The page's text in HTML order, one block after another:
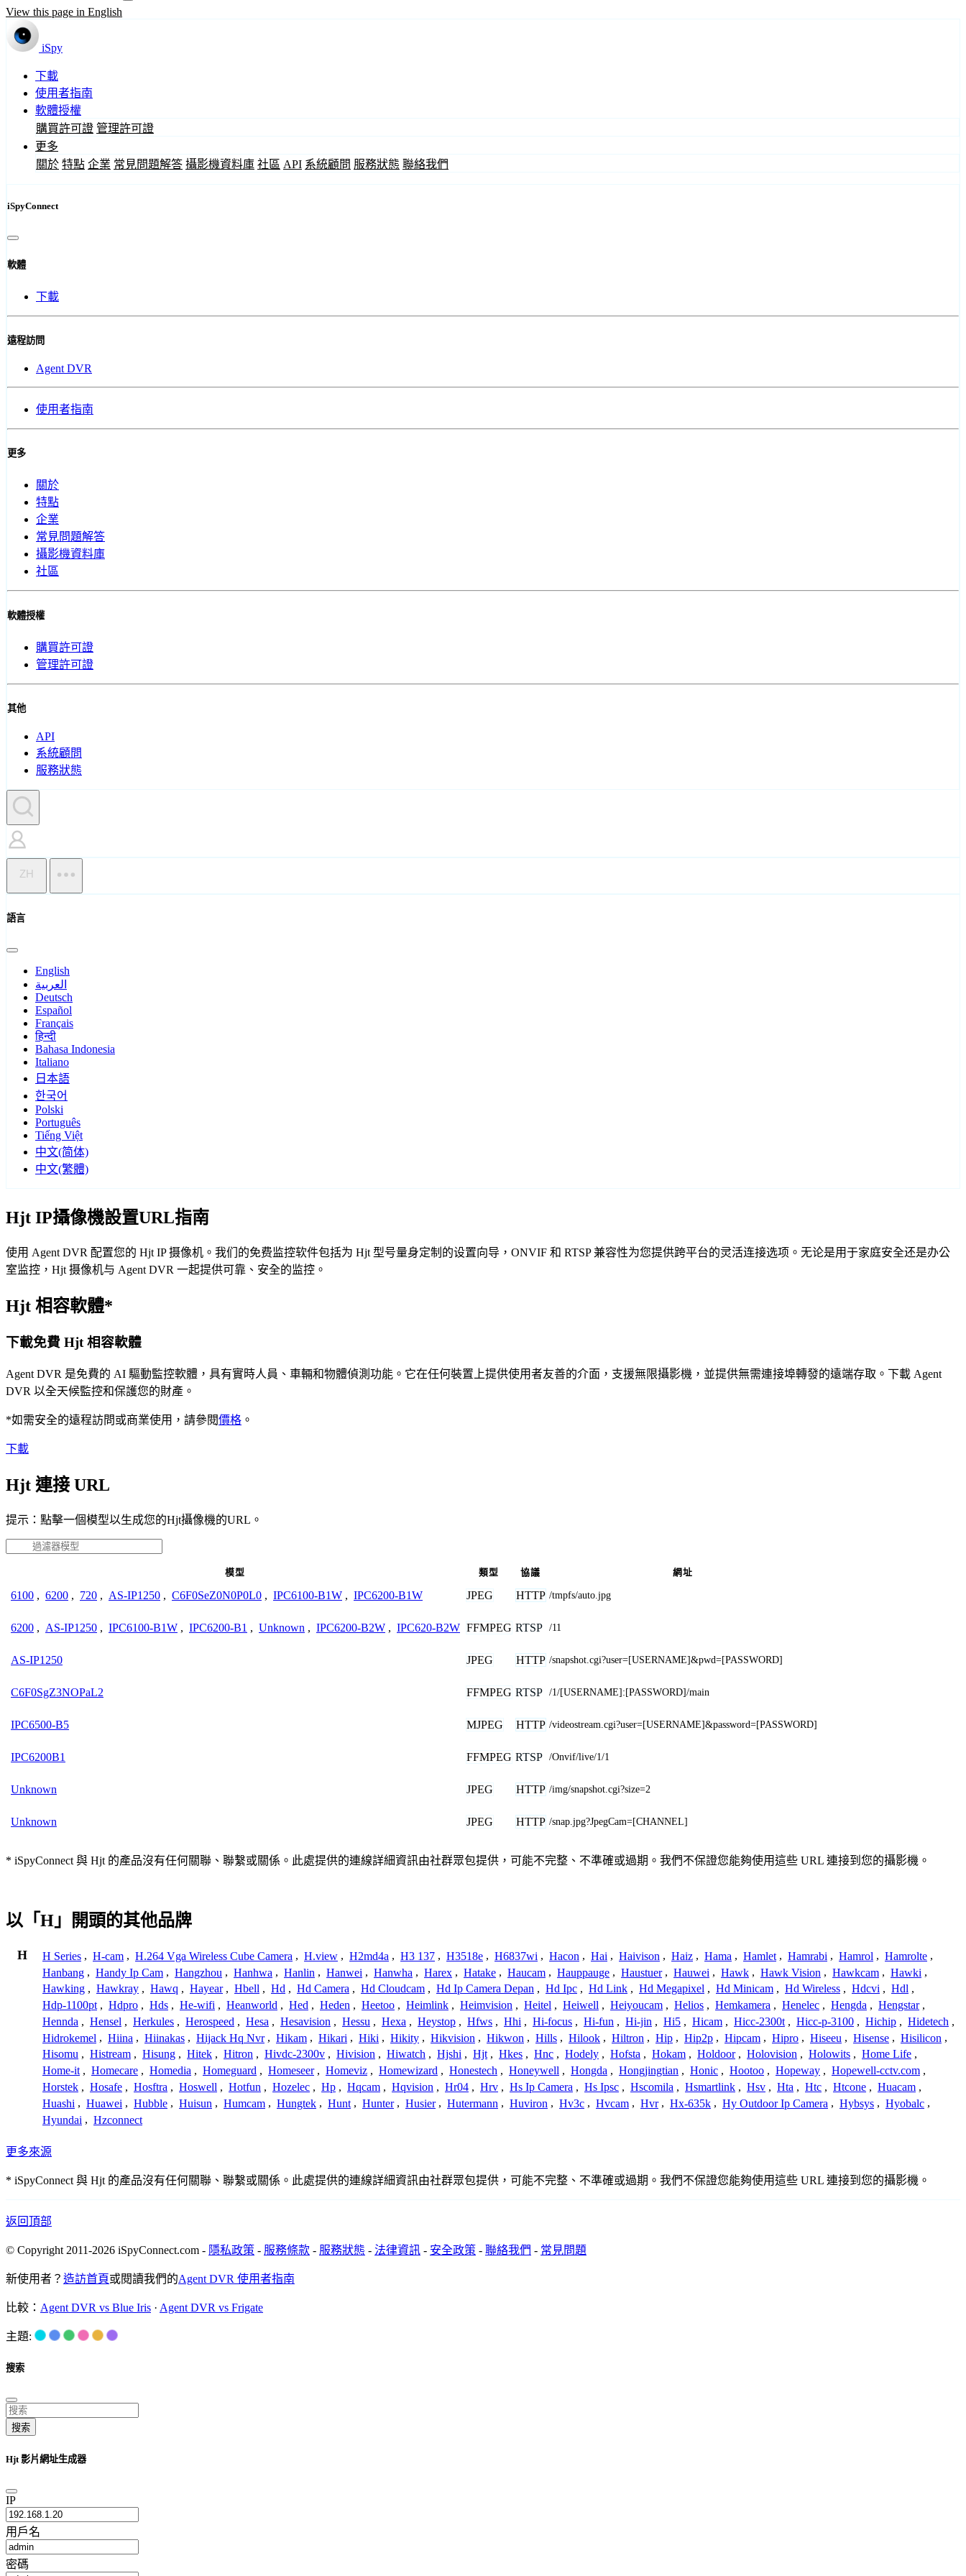
View this page in English
iSpy
下載
使用者指南
軟體授權
購買許可證 管理許可證
更多
關於 特點 企業 常見問題解答 攝影機資料庫 社區 API 系統顧問 服務狀態 聯絡我們
iSpyConnect
軟體
下載
遠程訪問
Agent DVR
使用者指南
更多
關於
特點
企業
常見問題解答
攝影機資料庫
社區
軟體授權
購買許可證
管理許可證
其他
API
系統顧問
服務狀態
ZH
語言
English
العربية
Deutsch
Español
Français
हिन्दी
Bahasa Indonesia
Italiano
日本語
한국어
Polski
Português
Tiếng Việt
中文(简体)
中文(繁體)
Hjt IP攝像機設置URL指南
使用 Agent DVR 配置您的 Hjt IP 摄像机。我们的免费监控软件包括为 Hjt 型号量身定制的设置向导，ONVIF 和 RTSP 兼容性为您提供跨平台的灵活连接选项。无论是用于家庭安全还是办公
室监控，Hjt 摄像机与 Agent DVR 一起提供可靠、安全的监控。
Hjt 相容軟體*
下載免費 Hjt 相容軟體
Agent DVR 是免費的 AI 驅動監控軟體，具有實時人員、車輛和物體偵測功能。它在任何裝置上提供使用者友善的介面，支援無限攝影機，並提供無需連接埠轉發的遠端存取。下載 Agent
DVR 以全天候監控和保護您的財產。
*如需安全的遠程訪問或商業使用，請參閱價格 。
下載
Hjt 連接 URL
提示：點擊一個模型以生成您的Hjt攝像機的URL。
模型 類型 協議 網址
6100 , 6200 , 720 , AS-IP1250 , C6F0SeZ0N0P0L0 , IPC6100-B1W , IPC6200-B1W JPEG HTTP /tmpfs/auto.jpg
6200 , AS-IP1250 , IPC6100-B1W , IPC6200-B1 , Unknown , IPC6200-B2W , IPC620-B2W FFMPEG RTSP /11
AS-IP1250 JPEG HTTP /snapshot.cgi?user=[USERNAME]&pwd=[PASSWORD]
C6F0SgZ3NOPaL2 FFMPEG RTSP /1/[USERNAME]:[PASSWORD]/main
IPC6500-B5 MJPEG HTTP /videostream.cgi?user=[USERNAME]&password=[PASSWORD]
IPC6200B1 FFMPEG RTSP /Onvif/live/1/1
Unknown JPEG HTTP /img/snapshot.cgi?size=2
Unknown JPEG HTTP /snap.jpg?JpegCam=[CHANNEL]
* iSpyConnect 與 Hjt 的產品沒有任何關聯、聯繫或關係。此處提供的連線詳細資訊由社群眾包提供，可能不完整、不準確或過期。我們不保證您能夠使用這些 URL 連接到您的攝影機。
以「H」開頭的其他品牌
H H Series , H-cam , H.264 Vga Wireless Cube Camera , H.view , H2md4a , H3 137 , H3518e , H6837wi , Hacon , Hai , Haivison , Haiz , Hama , Hamlet , Hamrabi , Hamrol , Hamrolte ,
Hanbang , Handy Ip Cam , Hangzhou , Hanhwa , Hanlin , Hanwei , Hanwha , Harex , Hatake , Haucam , Hauppauge , Haustuer , Hauwei , Hawk , Hawk Vision , Hawkcam , Hawki ,
Hawking , Hawkray , Hawq , Hayear , Hbell , Hd , Hd Camera , Hd Cloudcam , Hd Ip Camera Depan , Hd Ipc , Hd Link , Hd Megapixel , Hd Minicam , Hd Wireless , Hdcvi , Hdl ,
Hdp-1100pt , Hdpro , Hds , He-wifi , Heanworld , Hed , Heden , Heetoo , Heimlink , Heimvision , Heitel , Heiwell , Heiyoucam , Helios , Hemkamera , Henelec , Hengda , Hengstar ,
Hennda , Hensel , Herkules , Herospeed , Hesa , Hesavision , Hessu , Hexa , Heystop , Hfws , Hhi , Hi-focus , Hi-fun , Hi-jin , Hi5 , Hicam , Hicc-2300t , Hicc-p-3100 , Hichip , Hidetech ,
Hidrokemel , Hiina , Hiinakas , Hijack Hq Nvr , Hikam , Hikari , Hiki , Hikity , Hikvision , Hikwon , Hills , Hilook , Hiltron , Hip , Hip2p , Hipcam , Hipro , Hiseeu , Hisense , Hisilicon ,
Hisomu , Histream , Hisung , Hitek , Hitron , Hivdc-2300v , Hivision , Hiwatch , Hjshi , Hjt , Hkes , Hnc , Hodely , Hofsta , Hokam , Holdoor , Holovision , Holowits , Home Life ,
Home-it , Homecare , Homedia , Homeguard , Homeseer , Homeviz , Homewizard , Honestech , Honeywell , Hongda , Hongjingtian , Honic , Hootoo , Hopeway , Hopewell-cctv.com ,
Horstek , Hosafe , Hosftra , Hoswell , Hotfun , Hozelec , Hp , Hqcam , Hqvision , Hr04 , Hrv , Hs Ip Camera , Hs Ipsc , Hscomila , Hsmartlink , Hsv , Hta , Htc , Htcone , Huacam ,
Huashi , Huawei , Hubble , Huisun , Humcam , Hungtek , Hunt , Hunter , Husier , Hutermann , Huviron , Hv3c , Hvcam , Hvr , Hx-635k , Hy Outdoor Ip Camera , Hybsys , Hyobalc ,
Hyundai , Hzconnect
更多來源
* iSpyConnect 與 Hjt 的產品沒有任何關聯、聯繫或關係。此處提供的連線詳細資訊由社群眾包提供，可能不完整、不準確或過期。我們不保證您能夠使用這些 URL 連接到您的攝影機。
返回頂部
© Copyright 2011-2026 iSpyConnect.com - 隱私政策 - 服務條款 - 服務狀態 - 法律資訊 - 安全政策 - 聯絡我們 - 常見問題
新使用者？ 造訪首頁或閱讀我們的Agent DVR 使用者指南
比較： Agent DVR vs Blue Iris · Agent DVR vs Frigate
主題:
搜索
搜索
Hjt 影片網址生成器
IP
用戶名
密碼